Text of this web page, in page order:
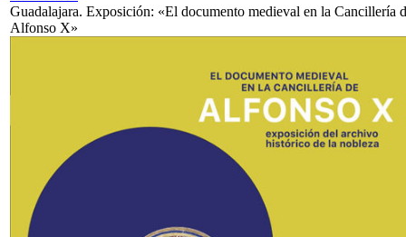
Guadalajara. Exposición: «El documento medieval en la Cancillería
Alfonso X»